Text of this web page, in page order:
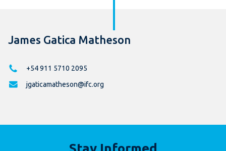
James Gatica Matheson
+54 911 5710 2095
jgaticamatheson@ifc.org